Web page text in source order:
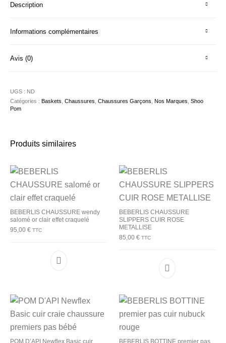
Description
Informations complémentaires
Avis (0)
UGS : ND
Catégories :Baskets ,Chaussures ,Chaussures Garçons ,Nos Marques ,Shoo
Pom
Produits similaires
BEBERLIS CHAUSSURE wendy
salomé or clair effet craquelé
95,00€ TTC
Ce produit a plusieurs variations. Les options
BEBERLIS CHAUSSURE
SLIPPERS CUIR ROSE
METALLISE
85,00 € TTC
Ce produit a
POM D’API Newflex Basic cuir
BEBERLIS BOTTINE premier pas